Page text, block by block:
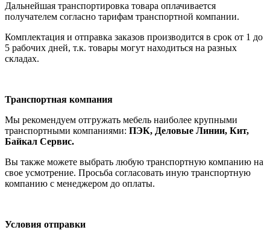
Дальнейшая транспортировка товара оплачивается
получателем согласно тарифам транспортной компании.
Комплектация и отправка заказов производится в срок от 1 до
5 рабочих дней, т.к. товары могут находиться на разных
складах.
Транспортная компания
Мы рекомендуем отгружать мебель наиболее крупными
транспортными компаниями: ПЭК, Деловые Линии, Кит,
Байкал Сервис.
Вы также можете выбрать любую транспортную компанию на
свое усмотрение. Просьба согласовать иную транспортную
компанию с менеджером до оплаты.
Условия отправки